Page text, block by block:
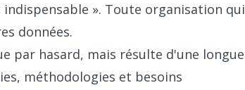
». Toute organisation qui
données.
par hasard, mais résulte d'une longue
méthodologies et besoins